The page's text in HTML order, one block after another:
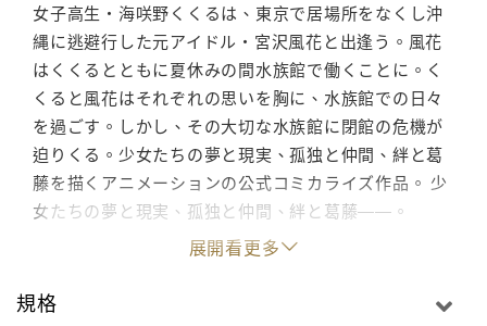
女子高生・海咲野くくるは、東京で居場所をなくし沖
縄に逃避行した元アイドル・宮沢風花と出逢う。風花
はくくるとともに夏休みの間水族館で働くことに。く
くると風花はそれぞれの思いを胸に、水族館での日々
を過ごす。しかし、その大切な水族館に閉館の危機が
迫りくる。少女たちの夢と現実、孤独と仲間、絆と葛
藤を描くアニメーションの公式コミカライズ作品。 少
女たちの夢と現実、孤独と仲間、絆と葛藤――。
展開看更多
規格